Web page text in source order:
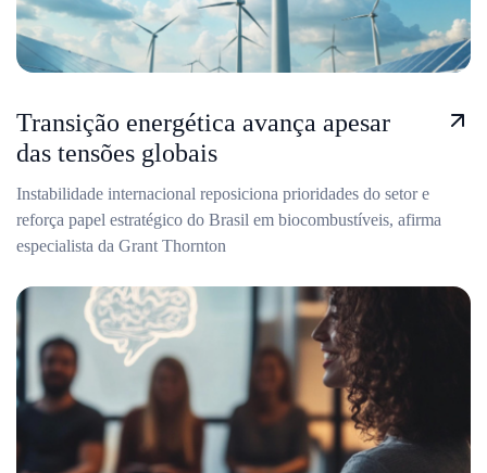
Transição energética avança apesar
das tensões globais
Instabilidade internacional reposiciona prioridades do setor e
reforça papel estratégico do Brasil em biocombustíveis, afirma
especialista da Grant Thornton